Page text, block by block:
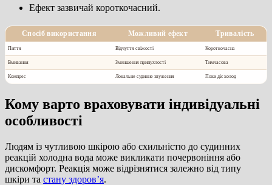
Ефект зазвичай короткочасний.
Спосіб використання Можливий ефект Тривалість
Пиття Відчуття свіжості Короткочасна
Вмивання Зменшення припухлості Тимчасова
Компрес Локальне судинне звуження Поки діє холод
Кому варто враховувати індивідуальні
особливості
Людям із чутливою шкірою або схильністю до судинних
реакцій холодна вода може викликати почервоніння або
дискомфорт. Реакція може відрізнятися залежно від типу
шкіри та стану здоров’я.